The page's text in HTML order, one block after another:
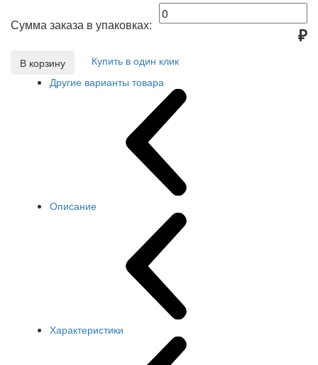
Сумма заказа в упаковках: ₽
В корзину
Купить в один клик
Другие варианты товара
Описание
Характеристики